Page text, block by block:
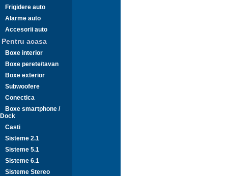
Frigidere auto
Alarme auto
Accesorii auto
Pentru acasa
Boxe interior
Boxe perete/tavan
Boxe exterior
Subwoofere
Conectica
Boxe smartphone /
Dock
Casti
Sisteme 2.1
Sisteme 5.1
Sisteme 6.1
Sisteme Stereo